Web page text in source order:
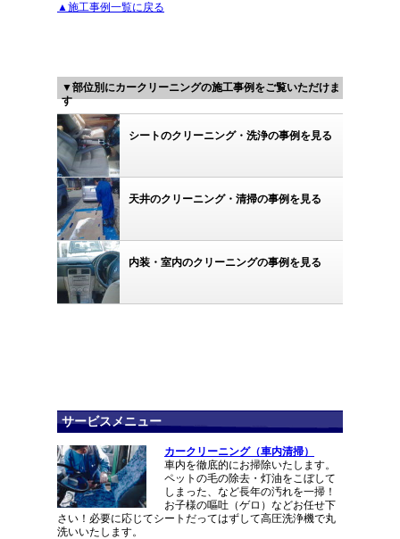
▲施工事例一覧に戻る
▼部位別にカークリーニングの施工事例をご覧いただけま
す
シートのクリーニング・洗浄の事例を見る
天井のクリーニング・清掃の事例を見る
内装・室内のクリーニングの事例を見る
サービスメニュー
カークリーニング（車内清掃）
車内を徹底的にお掃除いたします。
ペットの毛の除去・灯油をこぼして
しまった、など長年の汚れを一掃！
お子様の嘔吐（ゲロ）などお任せ下
さい！必要に応じてシートだってはずして高圧洗浄機で丸
洗いいたします。